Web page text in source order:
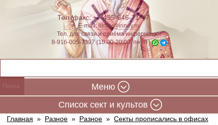
Тел./факс: +7-495-646-71-47
E-mail:iriney@iriney.ru
Тел. для связи и приёма информации
8-916-005-7397 (10:00-20:00, пн-пт)
Меню
Cписок сект и культов
Главная » Разное » Разное » Секты прописались в офисах